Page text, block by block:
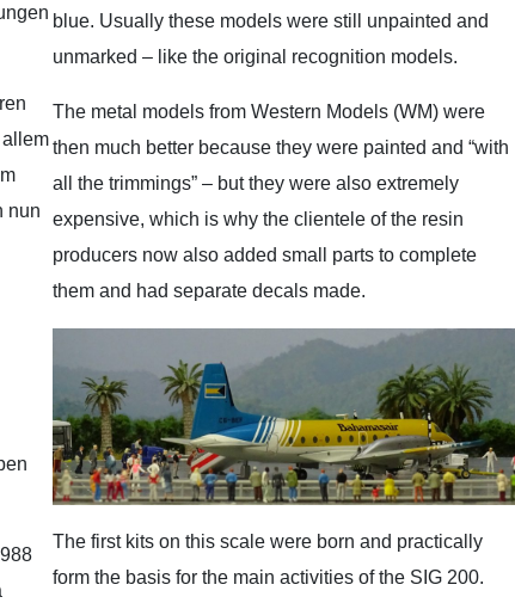
nun
blue. Usually these models were still unpainted and
unmarked – like the original recognition models.
The metal models from Western Models (WM) were
then much better because they were painted and “with
all the trimmings” – but they were also extremely
expensive, which is why the clientele of the resin
producers now also added small parts to complete
them and had separate decals made.
The first kits on this scale were born and practically
form the basis for the main activities of the SIG 200.